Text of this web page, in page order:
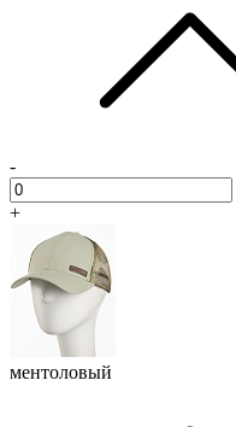
-
+
ментоловый